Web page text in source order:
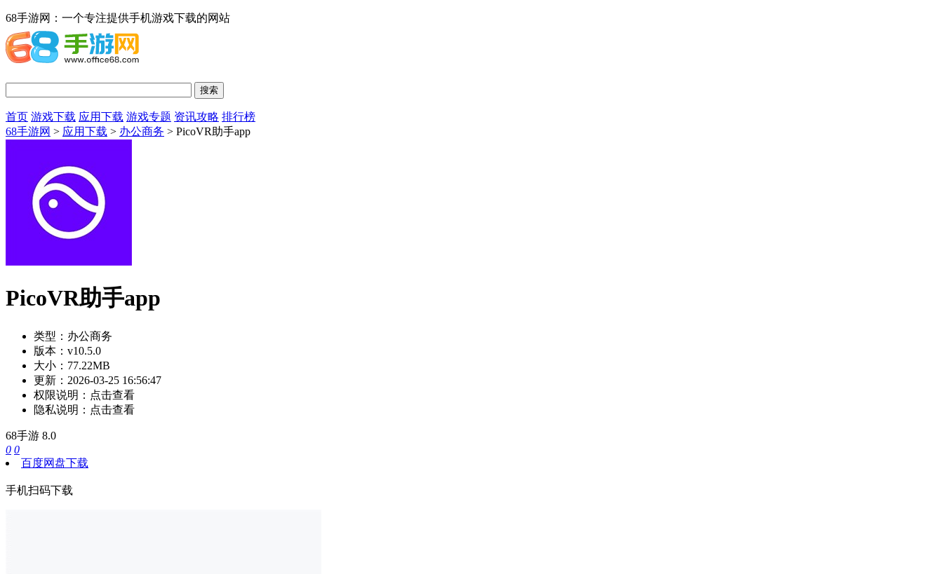
68手游网：一个专注提供手机游戏下载的网站
首页 游戏下载 应用下载 游戏专题 资讯攻略 排行榜
68手游网 > 应用下载 > 办公商务 > PicoVR助手app
PicoVR助手app
类型： 办公商务
版本： v10.5.0
大小： 77.22MB
更新： 2026-03-25 16:56:47
权限说明： 点击查看
隐私说明： 点击查看
68手游 8.0
0 0
百度网盘下载
手机扫码下载